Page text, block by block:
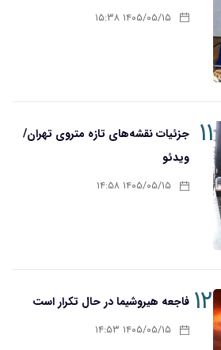
۱۴۰۵/۰۵/۱۵ ۱۵:۳۸
۱۱
جزئیات نقشه‌های تازه متروی تهران/
ویدئو
۱۴۰۵/۰۵/۱۵ ۱۴:۵۸
۱۲ فاجعه هیروشیما در حال تکرار است
۱۴۰۵/۰۵/۱۵ ۱۴:۵۳